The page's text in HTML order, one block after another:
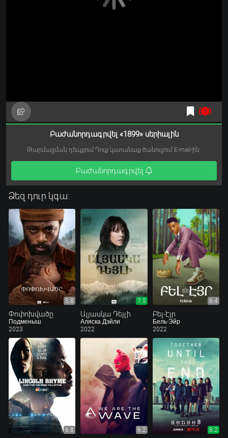
Բաժանորդագրվել «1899» սերիալին
Թարմացման դեպքում Դուք կստանաք ծանուցում E-mail-ին:
Բաժանորդագրվել
Ձեզ դուր կգա:
5.8
Փոփոխվածը
Подменыш
2023
7.5
Ալյասկա Դեյլի
Аляска Дэйли
2022
6.4
Բել-Էյր
Бель-Эйр
2022
6.8 6.2 8.2